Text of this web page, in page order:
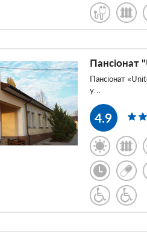
Пансіонат
Пансіонат
у…
4.9